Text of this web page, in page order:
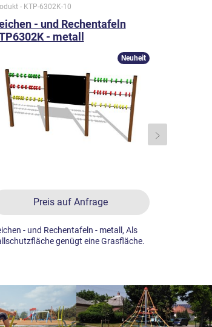
- KTP-6302K-10
- und Rechentafeln
- metall
Preis auf Anfrage
Neuheit
- und Rechentafeln - metall, Als
genügt eine Grasfläche.